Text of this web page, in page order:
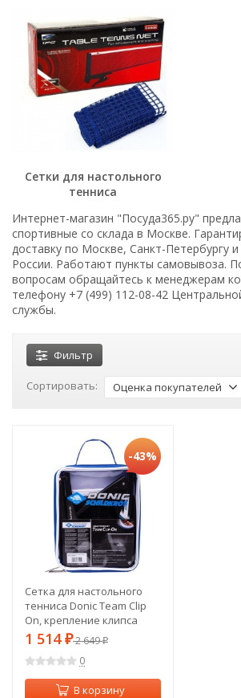
Сетки для настольного
тенниса
Интернет-магазин "Посуда365.ру"
спортивные со склада в Москве.
доставку по Москве, Санкт-Петербургу
России. Работают пункты самовывоза.
вопросам обращайтесь к менеджерам
телефону +7 (499) 112-08-42
службы.
Фильтр
Сортировать: Оценка покупателей
-43%
Сетка для настольного
тенниса Donic Team Clip
On, крепление клипса
(657118)
1 514 ₽2 649₽
0
В корзину